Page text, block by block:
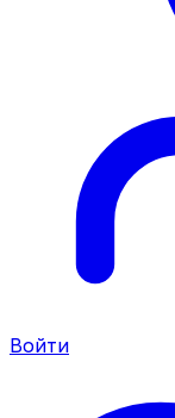
Войти